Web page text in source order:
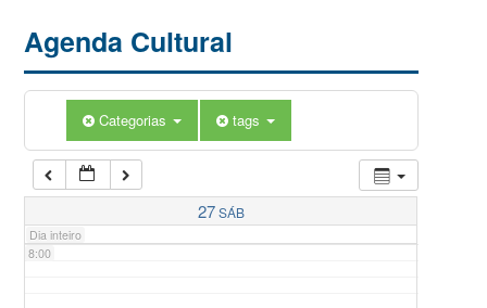
Agenda Cultural
Categorias tags
27SÁB
Dia inteiro
5:00
7:00
8:00